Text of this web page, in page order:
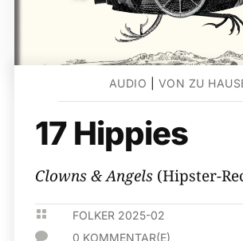
AUDIO VON ZU
17 Hippies
Clowns & Angels (Hipster-
 FOLKER 2025-02
 0 KOMMENTAR(E)